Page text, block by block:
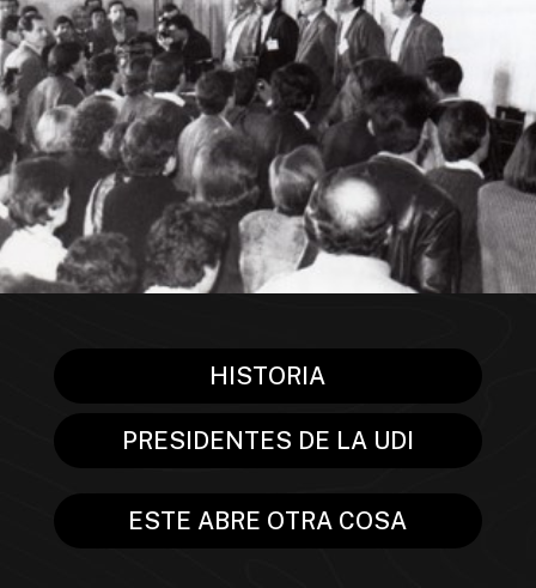
HISTORIA
PRESIDENTES DE LA UDI
ESTE ABRE OTRA COSA